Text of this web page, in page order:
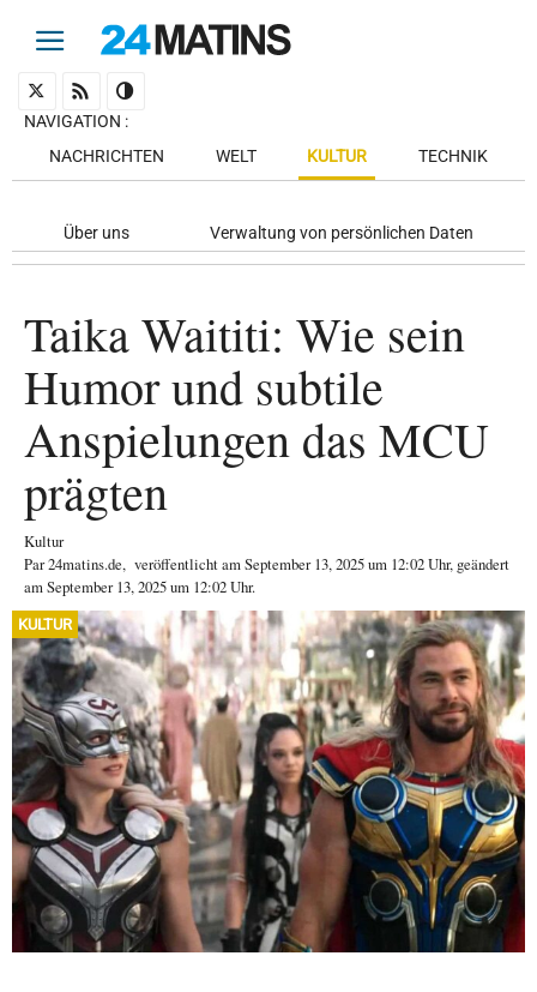
NAVIGATION :
NACHRICHTEN
WELT KULTUR TECHNIK
Über uns Verwaltung von persönlichen Daten
Taika Waititi: Wie sein
Humor und subtile
Anspielungen das MCU
prägten
Kultur
Par24matins.de, veröffentlicht amSeptember 13, 2025um 12:02 Uhr, geändert
am September 13, 2025 um 12:02 Uhr.
KULTUR